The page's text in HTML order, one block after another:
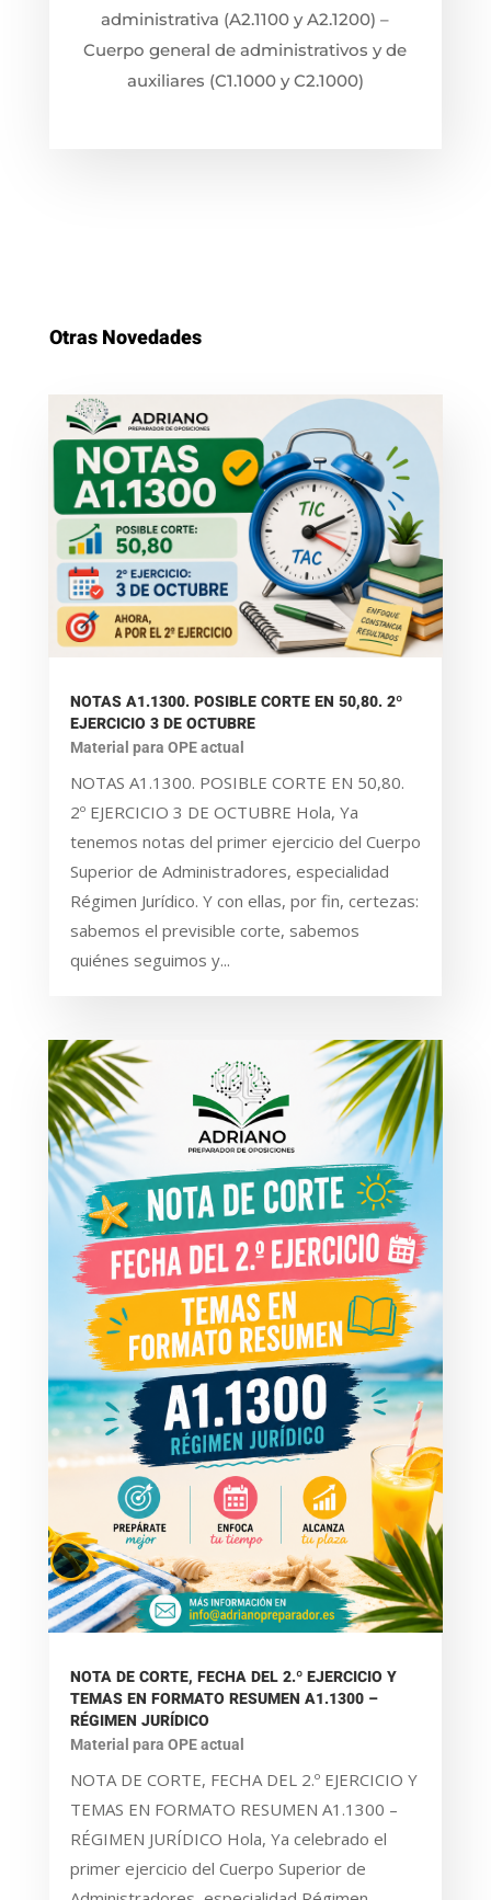
administrativa (A2.1100 y A2.1200) –
Cuerpo general de administrativos y de
auxiliares (C1.1000 y C2.1000)
Otras Novedades
NOTAS A1.1300. POSIBLE CORTE EN 50,80. 2º
EJERCICIO 3 DE OCTUBRE
Material para OPE actual
NOTAS A1.1300. POSIBLE CORTE EN 50,80.
2º EJERCICIO 3 DE OCTUBRE Hola, Ya
tenemos notas del primer ejercicio del Cuerpo
Superior de Administradores, especialidad
Régimen Jurídico. Y con ellas, por fin, certezas:
sabemos el previsible corte, sabemos
quiénes seguimos y...
NOTA DE CORTE, FECHA DEL 2.º EJERCICIO Y
TEMAS EN FORMATO RESUMEN A1.1300 –
RÉGIMEN JURÍDICO
Material para OPE actual
NOTA DE CORTE, FECHA DEL 2.º EJERCICIO Y
TEMAS EN FORMATO RESUMEN A1.1300 –
RÉGIMEN JURÍDICO Hola, Ya celebrado el
primer ejercicio del Cuerpo Superior de